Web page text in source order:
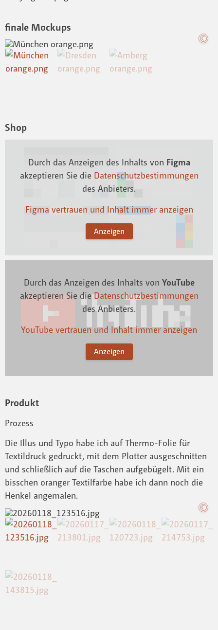
finale Mockups
Shop
Durch das Anzeigen des Inhalts von Figma
akzeptieren Sie die Datenschutzbestimmungen
des Anbieters.
Figma vertrauen und Inhalt immer anzeigen
Anzeigen
Durch das Anzeigen des Inhalts von YouTube
akzeptieren Sie dieDatenschutzbestimmungen
des Anbieters.
YouTube vertrauen und Inhalt immer anzeigen
Anzeigen
Produkt
Prozess
Die Illus und Typo habe ich auf Thermo-Folie für
Textildruck gedruckt, mit dem Plotter ausgeschnitten
und schließlich auf die Taschen aufgebügelt. Mit ein
bisschen oranger Textilfarbe habe ich dann noch die
Henkel angemalen.